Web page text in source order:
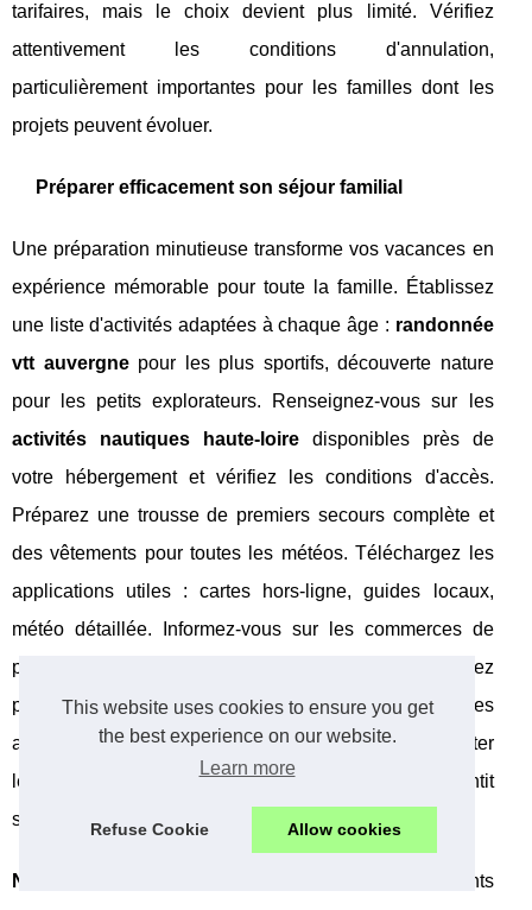
This website uses cookies to ensure you get
the best experience on our website.
Learn more
Refuse Cookie Allow cookies
tarifaires, mais le choix devient plus limité. Vérifiez
attentivement les conditions d'annulation,
particulièrement importantes pour les familles dont les
projets peuvent évoluer.
Préparer efficacement son séjour familial
Une préparation minutieuse transforme vos vacances en
expérience mémorable pour toute la famille. Établissez
une liste d'activités adaptées à chaque âge : randonnée
vtt auvergnepour les plus sportifs, découverte nature
pour les petits explorateurs. Renseignez-vous sur les
activités nautiques haute-loiredisponibles près de
votre hébergement et vérifiez les conditions d'accès.
Préparez une trousse de premiers secours complète et
des vêtements pour toutes les météos. Téléchargez les
applications utiles : cartes hors-ligne, guides locaux,
météo détaillée. Informez-vous sur les commerces de
proximité pour vos courses alimentaires si vous optez
pour des formules en autonomie. Planifiez quelques
activités "plan B" en cas de mauvais temps pour éviter
les déceptions. Cette organisation préalable garantit
sérénité et spontanéité durant le séjour.
Notre conseil :
privilégiez un camping avec club enfants